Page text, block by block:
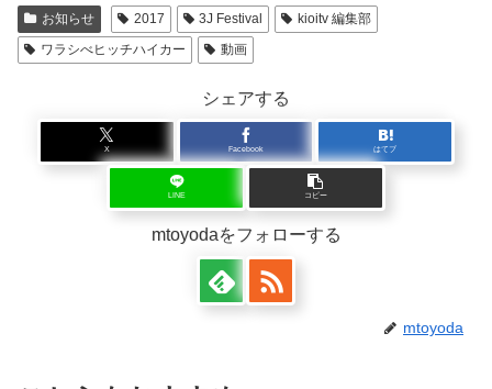
お知らせ 2017 3J Festival
kioitv 編集部
ワラシべヒッチハイカー
動画
シェアする
X Facebook はてブ
LINE コピー
mtoyodaをフォローする
mtoyoda